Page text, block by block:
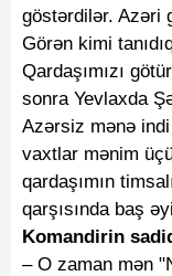
göstərdilər. Azəri
Görən kimi
Qardaşımızı
sonra Yevlaxda
Azərsiz mənə
vaxtlar mənim
qardaşımın
qarşısında baş
Komandirin
– O zaman mən